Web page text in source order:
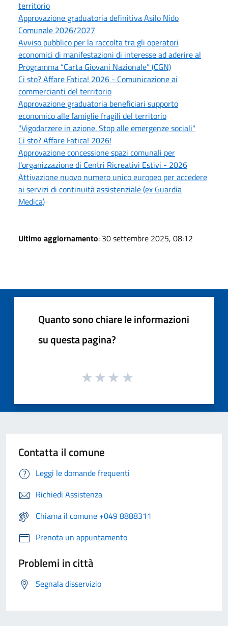
territorio
Approvazione graduatoria definitiva Asilo Nido
Comunale 2026/2027
Avviso pubblico per la raccolta tra gli operatori
economici di manifestazioni di interesse ad aderire al
Programma “Carta Giovani Nazionale” (CGN)
Ci sto? Affare Fatica! 2026 - Comunicazione ai
commercianti del territorio
Approvazione graduatoria beneficiari supporto
economico alle famiglie fragili del territorio
"Vigodarzere in azione. Stop alle emergenze sociali"
Ci sto? Affare Fatica! 2026!
Approvazione concessione spazi comunali per
l'organizzazione di Centri Ricreativi Estivi - 2026
Attivazione nuovo numero unico europeo per accedere
ai servizi di continuità assistenziale (ex Guardia
Medica)
Ultimo aggiornamento: 30 settembre 2025, 08:12
Quanto sono chiare le informazioni
su questa pagina?
Contatta il comune
Leggi le domande frequenti
Richiedi Assistenza
Chiama il comune +049 8888311
Prenota un appuntamento
Problemi in città
Segnala disservizio